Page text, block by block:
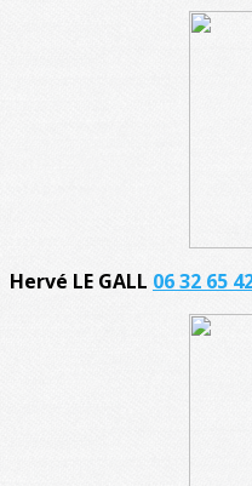
Hervé LE GALL 06 32 65